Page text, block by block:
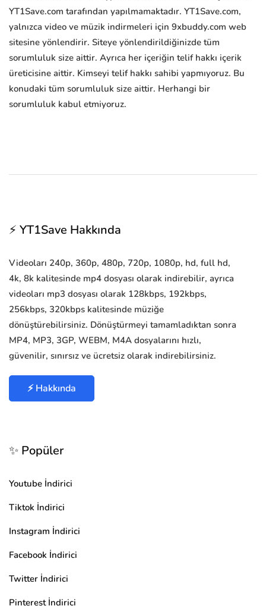
YT1Save.com tarafından yapılmamaktadır. YT1Save.com,
yalnızca video ve müzik indirmeleri için 9xbuddy.com web
sitesine yönlendirir. Siteye yönlendirildiğinizde tüm
sorumluluk size aittir. Ayrıca her içeriğin telif hakkı içerik
üreticisine aittir. Kimseyi telif hakkı sahibi yapmıyoruz. Bu
konudaki tüm sorumluluk size aittir. Herhangi bir
sorumluluk kabul etmiyoruz.
⚡ YT1Save Hakkında
Videoları 240p, 360p, 480p, 720p, 1080p, hd, full hd,
4k, 8k kalitesinde mp4 dosyası olarak indirebilir, ayrıca
videoları mp3 dosyası olarak 128kbps, 192kbps,
256kbps, 320kbps kalitesinde müziğe
dönüştürebilirsiniz. Dönüştürmeyi tamamladıktan sonra
MP4, MP3, 3GP, WEBM, M4A dosyalarını hızlı,
güvenilir, sınırsız ve ücretsiz olarak indirebilirsiniz.
⚡ Hakkında
✨ Popüler
Youtube İndirici
Tiktok İndirici
Instagram İndirici
Facebook İndirici
Twitter İndirici
Pinterest İndirici